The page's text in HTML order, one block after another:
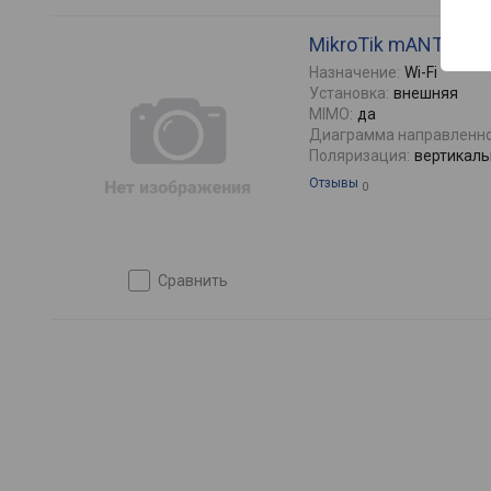
сравнить
MikroTik mANT 19s
Назначение: Wi-Fi
Установка: внешняя
MIMO: да
Диаграмма
Поляризация:
Отзывы 0